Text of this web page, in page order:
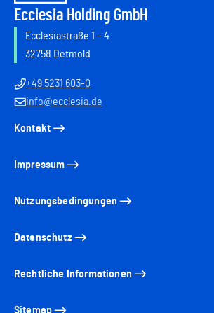
Ecclesia Holding GmbH
Ecclesiastraße 1 – 4
32758 Detmold
+49 5231 603-0
info@ecclesia.de
Kontakt
Impressum
Nutzungsbedingungen
Datenschutz
Rechtliche Informationen
Sitemap